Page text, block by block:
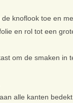
knoflook toe en
en rol tot een
om de smaken in
alle kanten bedekt